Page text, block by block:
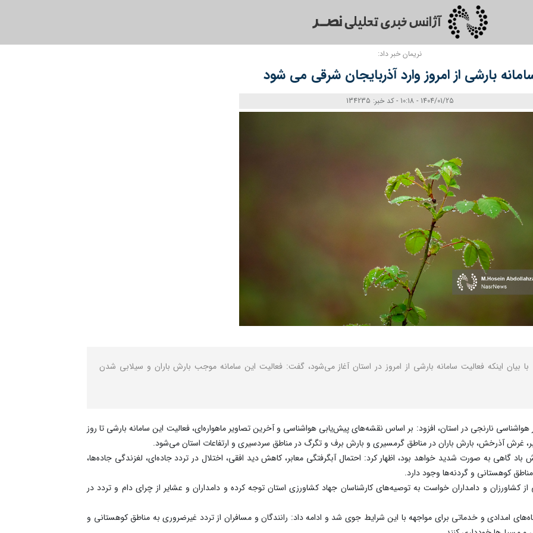
نریمان خبر داد:
بارشی از امروز وارد آذربایجان شرقی می‌ شود
1404/01/25 - 10:18 - کد خبر: 134235
بیان اینکه فعالیت سامانه بارشی از امروز در استان آغاز می‌شود، گفت: فعالیت این سامانه موجب بارش باران و سیلابی شدن
نارنجی در استان، افزود: بر اساس نقشه‌های پیش‌یابی هواشناسی و آخرین تصاویر ماهواره‌ای، فعالیت این سامانه بارشی تا روز
غرش آذرخش، بارش باران در مناطق گرمسیری و بارش برف و تگرگ در مناطق سردسیری و ارتفاعات استان می‌شود.
باد گاهی به صورت شدید خواهد بود، اظهار کرد: احتمال آبگرفتگی معابر، کاهش دید افقی، اختلال در تردد جاده‌ای، لغزندگی جاده‌ها،
کوهستانی و گردنه‌ها وجود دارد.
کشاورزان و دامداران خواست به توصیه‌های کارشناسان جهاد کشاورزی استان توجه کرده و دامداران و عشایر از چرای دام و تردد در
امدادی و خدماتی برای مواجهه با این شرایط جوی شد و ادامه داد: رانندگان و مسافران از تردد غیرضروری به مناطق کوهستانی و